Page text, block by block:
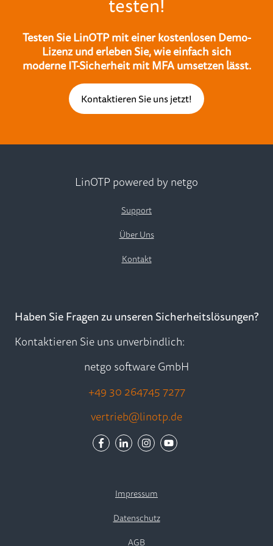
Testen Sie LinOTP mit einer kostenlosen Demo-
Lizenz und erleben Sie, wie einfach sich
moderne IT-Sicherheit mit MFA umsetzen lässt.
Kontaktieren Sie uns jetzt!
LinOTP powered by netgo
Support
Über Uns
Kontakt
Haben Sie Fragen zu unseren Sicherheitslösungen?
Kontaktieren Sie uns unverbindlich:
netgo software GmbH
+49 30 264745 7277
vertrieb@linotp.de
Impressum
Datenschutz
AGB